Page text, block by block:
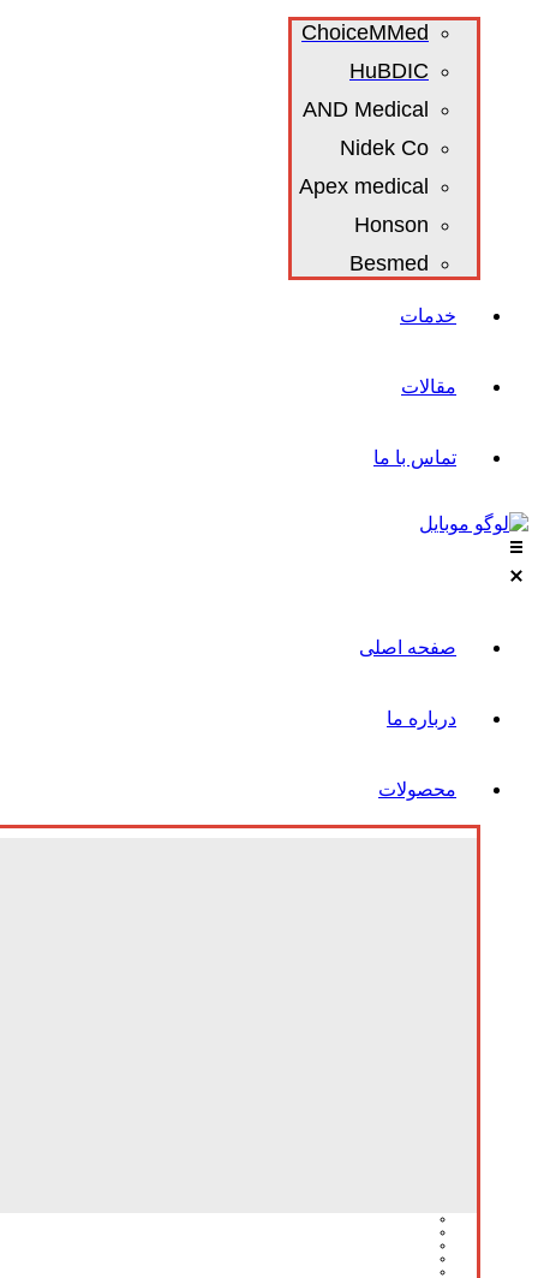
ChoiceMMed
HuBDIC
AND Medical
Nidek Co
Apex medical
Honson
Besmed
خدمات
مقالات
تماس با ما
صفحه اصلی
درباره ما
محصولات